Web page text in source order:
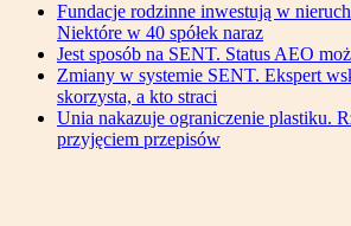
Fundacje rodzinne inwestują w
Niektóre w 40 spółek naraz
Jest sposób na SENT. Status AEO
Zmiany w systemie SENT. Ekspert
skorzysta, a kto straci
Unia nakazuje ograniczenie plastiku.
przyjęciem przepisów